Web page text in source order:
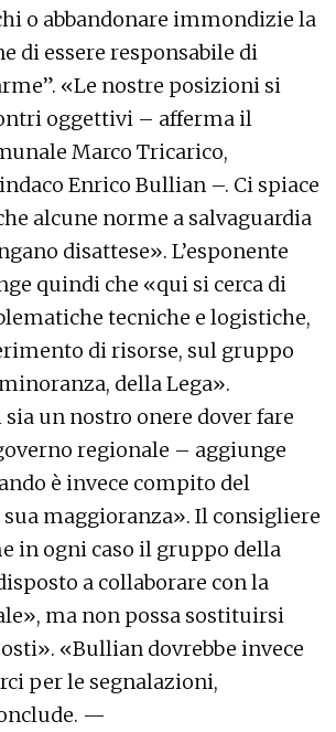
o abbandonare immondizie la
di essere responsabile di
«Le nostre posizioni si
oggettivi – afferma il
Marco Tricarico,
Enrico Bullian –. Ci spiace
alcune norme a salvaguardia
disattese». L’esponente
quindi che «qui si cerca di
tecniche e logistiche,
di risorse, sul gruppo
della Lega».
sia un nostro onere dover fare
regionale – aggiunge
è invece compito del
sua maggioranza». Il consigliere
in ogni caso il gruppo della
a collaborare con la
ma non possa sostituirsi
«Bullian dovrebbe invece
per le segnalazioni,
—